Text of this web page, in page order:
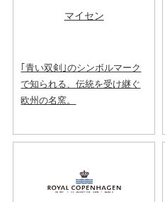
マイセン
｢青い双剣｣のシンボルマーク
で知られる、伝統を受け継ぐ
欧州の名窯。